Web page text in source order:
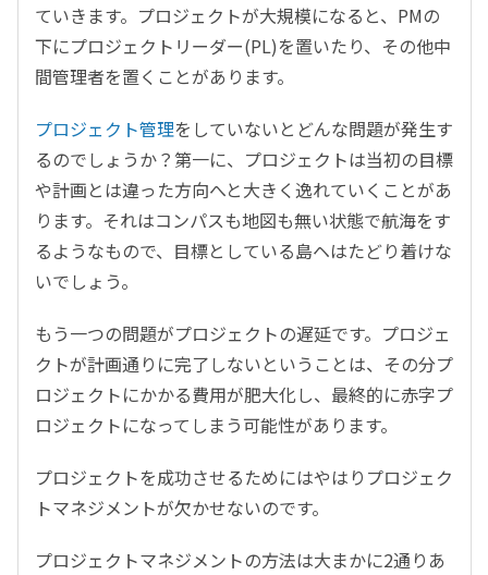
ていきます。プロジェクトが大規模になると、PMの
下にプロジェクトリーダー(PL)を置いたり、その他中
間管理者を置くことがあります。
プロジェクト管理をしていないとどんな問題が発生す
るのでしょうか？第一に、プロジェクトは当初の目標
や計画とは違った方向へと大きく逸れていくことがあ
ります。それはコンパスも地図も無い状態で航海をす
るようなもので、目標としている島ヘはたどり着けな
いでしょう。
もう一つの問題がプロジェクトの遅延です。プロジェ
クトが計画通りに完了しないということは、その分プ
ロジェクトにかかる費用が肥大化し、最終的に赤字プ
ロジェクトになってしまう可能性があります。
プロジェクトを成功させるためにはやはりプロジェク
トマネジメントが欠かせないのです。
プロジェクトマネジメントの方法は大まかに2通りあ